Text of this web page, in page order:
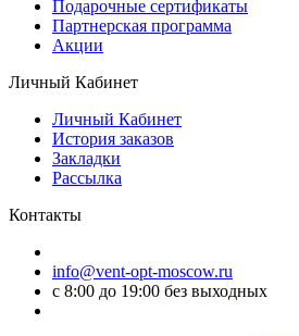
Подарочные сертификаты
Партнерская программа
Акции
Личный Кабинет
Личный Кабинет
История заказов
Закладки
Рассылка
Контакты
info@vent-opt-moscow.ru
c 8:00 до 19:00 без выходных